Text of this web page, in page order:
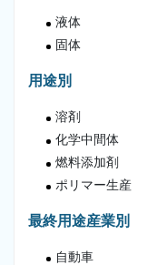
液体
固体
用途別
溶剤
化学中間体
燃料添加剤
ポリマー生産
最終用途産業別
自動車